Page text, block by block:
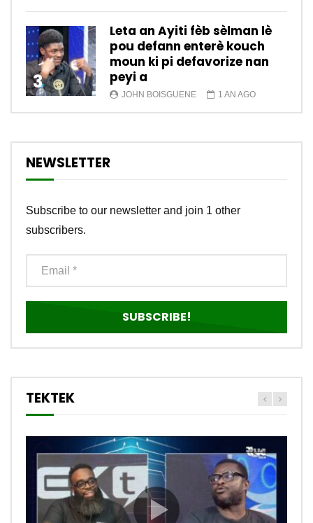
3
Leta an Ayiti fèb sèlman lè
pou defann enterè kouch
moun ki pi defavorize nan
peyi a
JOHN BOISGUENE 1 AN AGO
NEWSLETTER
Subscribe to our newsletter and join 1 other
subscribers.
TEKTEK